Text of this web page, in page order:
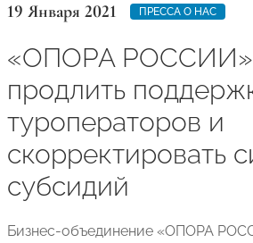
19 Января 2021 ПРЕССА О НАС
«ОПОРА РОССИИ»
продлить
туроператоров и
скорректировать
субсидий
Бизнес-объединение «ОПОРА